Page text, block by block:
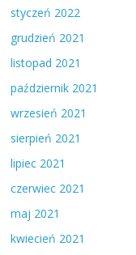
styczeń 2022
grudzień 2021
listopad 2021
październik 2021
wrzesień 2021
sierpień 2021
lipiec 2021
czerwiec 2021
maj 2021
kwiecień 2021